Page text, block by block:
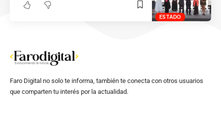
ESTADO
Faro Digital no solo te informa, también te conecta con otros usuarios
que comparten tu interés por la actualidad.